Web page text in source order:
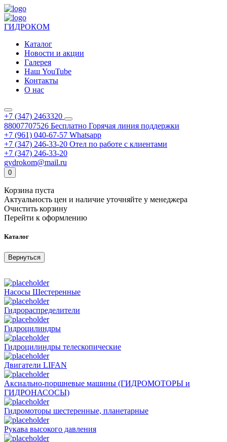
ГИДРОКОМ
Каталог
Новости и акции
Галерея
Наш YouTube
Контакты
О нас
+7 (347) 2463320
88007707526 Бесплатно Горячая линия поддержки
+7 (961) 040-67-57 Whatsapp
+7 (347) 246-33-20 Отел по работе с клиентами
+7 (347) 246-33-20
gydrokom@mail.ru
0
Корзина пуста
Актуальность цен и наличие уточняйте у менеджера
Очистить корзину
Перейти к оформлению
Каталог
Вернуться
Насосы Шестеренные
Гидрораспределители
Гидроцилиндры
Гидроцилиндры телескопические
Двигатели LIFAN
Аксиально-поршневые машины (ГИДРОМОТОРЫ и
ГИДРОНАСОСЫ)
Гидромоторы шестеренные, планетарные
Рукава высокого давления